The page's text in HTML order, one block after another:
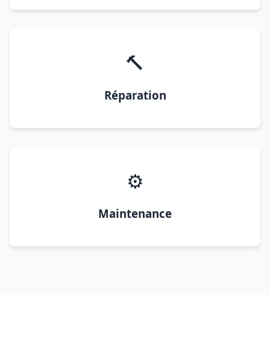
🔨
Réparation
⚙️
Maintenance